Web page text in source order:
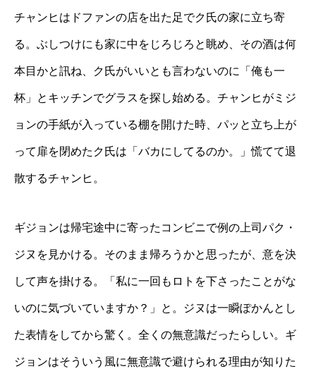
チャンヒはドファンの店を出た足でク氏の家に立ち寄
る。ぶしつけにも家に中をじろじろと眺め、その酒は何
本目かと訊ね、ク氏がいいとも言わないのに「俺も一
杯」とキッチンでグラスを探し始める。チャンヒがミジ
ョンの手紙が入っている棚を開けた時、パッと立ち上が
って扉を閉めたク氏は「バカにしてるのか。」慌てて退
散するチャンヒ。
ギジョンは帰宅途中に寄ったコンビニで例の上司パク・
ジヌを見かける。そのまま帰ろうかと思ったが、意を決
して声を掛ける。「私に一回もロトを下さったことがな
いのに気づいていますか？」と。ジヌは一瞬ぽかんとし
た表情をしてから驚く。全くの無意識だったらしい。ギ
ジョンはそういう風に無意識で避けられる理由が知りた